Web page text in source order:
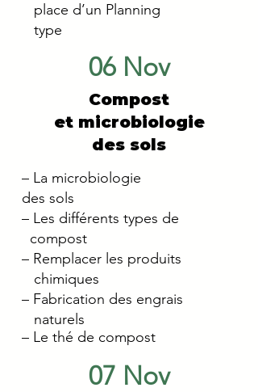
place d’un Planning
type
06 Nov
Compost
et microbiologie
des sols
– La microbiologie
des sols
– Les différents types de
compost
– Remplacer les produits
chimiques
– Fabrication des engrais
naturels
– Le thé de compost
07 Nov